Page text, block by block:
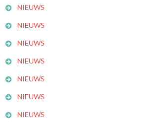
NIEUWS
NIEUWS
NIEUWS
NIEUWS
NIEUWS
NIEUWS
NIEUWS